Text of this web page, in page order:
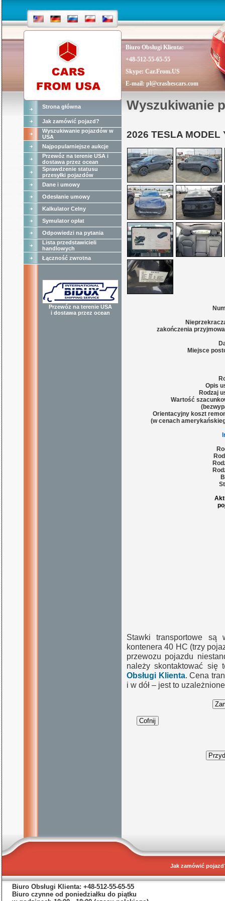
Biuro Obsługi Klienta:
+48-512-55-65-55
Skype:Car.From.US
E-mail:pl@crashescars.com
Strona główna
Jak zamówić pojazd?
Wyszukiwanie pojazdów w
USA
Najpopularniejsze aukcje
Przewóz na terenie USA i
dostawa przez ocean
Sprawdzenie statusu
przesyłki pojazdów
Dane i umowy
Odesłanie umowy
Kalkulator Celny
Symulator opłat
Odpowiedzi na pytania
Lista przedstawicieli
handlowych
Łączność zwrotna
Przewóz na terenie USA
i dostawa przez ocean
Wyszukiwanie
2026 TESLA MODEL
zakończenia
Miejsce
Opis
Rodzaj
Wartość
Orientacyjny koszt
(w cenach
Stawki transportowe są
kontenera 40 HC (trzy
przewozu pojazdu
należy skontaktować
Obsługi Klienta. Cena
i w dół – jest to
Jak zamówić
Biuro Obsługi Klienta: +48-512-55-65-55
Biuro czynne od poniedziałku do piątku